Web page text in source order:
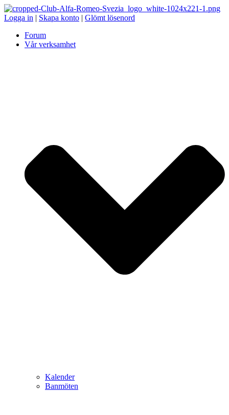
Logga in | Skapa konto | Glömt lösenord
Forum
Vår verksamhet
Kalender
Banmöten